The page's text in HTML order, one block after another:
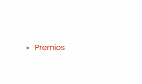
Premios